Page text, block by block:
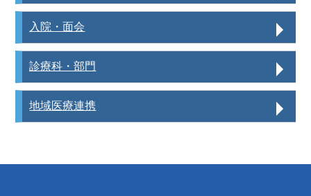
入院・面会
診療科・部門
地域医療連携